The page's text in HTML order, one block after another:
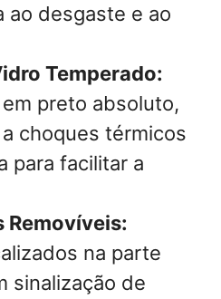
ao desgaste e ao
Temperado:
preto absoluto,
choques térmicos
para facilitar a
Removíveis:
na parte
sinalização de